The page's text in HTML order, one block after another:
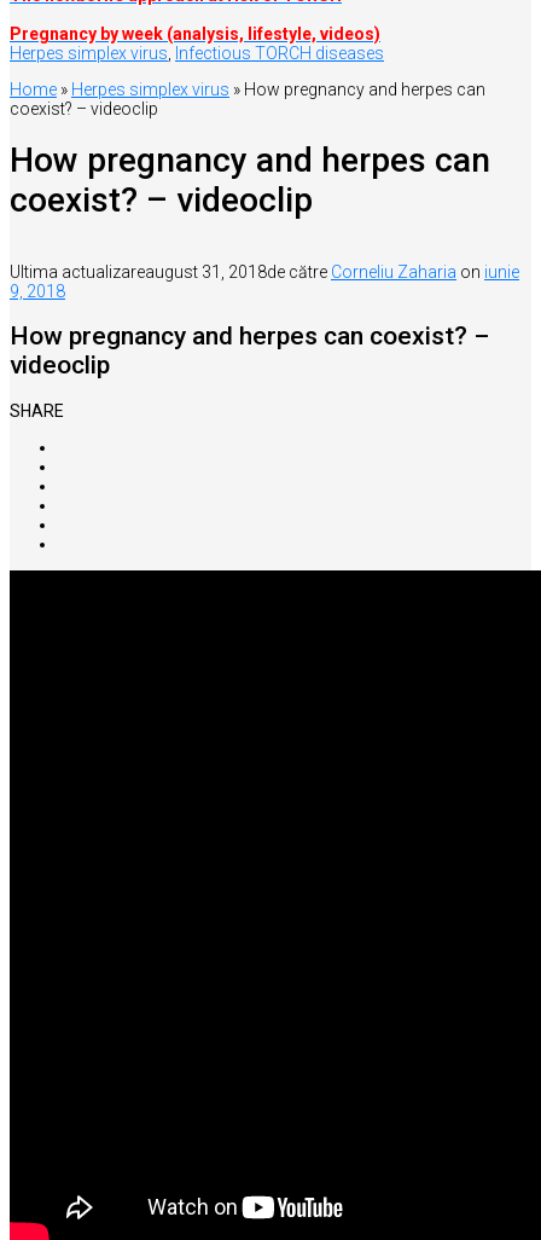
Pregnancy by week (analysis, lifestyle, videos)
Herpes simplex virus Infectious TORCH diseases
Home » Herpes simplex virus » How pregnancy and herpes can
coexist? – videoclip
How pregnancy and herpes can
coexist? – videoclip
Ultima actualizareaugust 31, 2018de către Corneliu Zaharia on iunie
9, 2018
How pregnancy and herpes can coexist? –
videoclip
SHARE